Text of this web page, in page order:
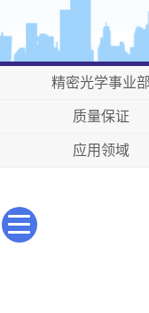
精密光学事业部
质量保证
应用领域